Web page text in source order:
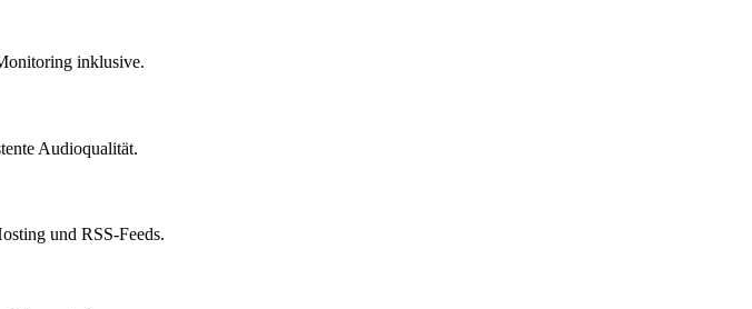
inklusive.
Audioqualität.
und RSS-Feeds.